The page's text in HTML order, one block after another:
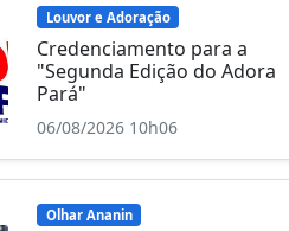
Louvor e Adoração
Credenciamento para a
"Segunda Edição do Adora
Pará"
06/08/2026 10h06
Olhar Ananin